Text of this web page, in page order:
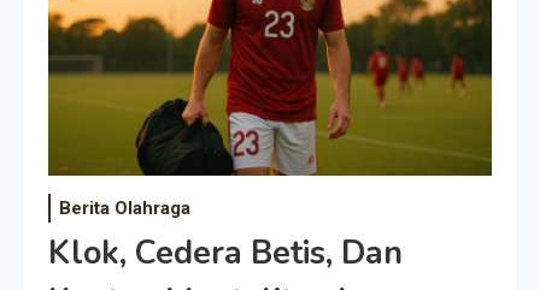
Berita Olahraga
Klok, Cedera Betis, Dan